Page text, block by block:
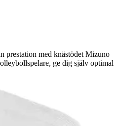
prestation med knästödet Mizuno
ge dig själv optimal